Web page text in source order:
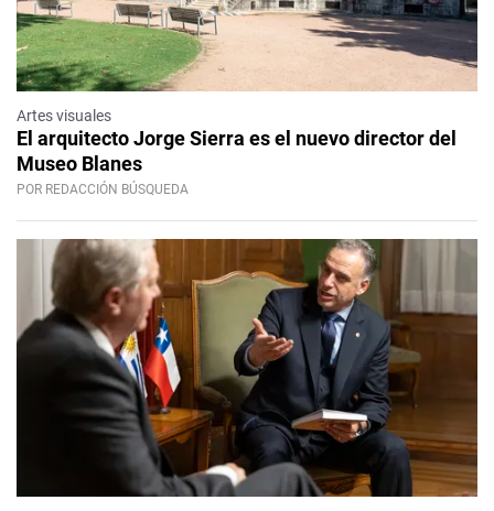
Artes visuales
El arquitecto Jorge Sierra es el nuevo director del
Museo Blanes
POR REDACCIÓN BÚSQUEDA